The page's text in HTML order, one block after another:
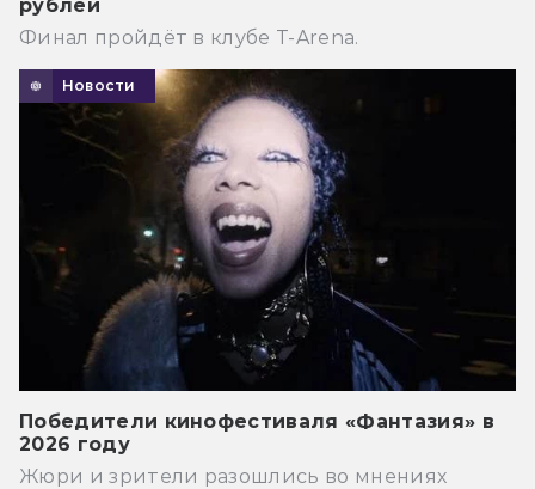
рублей
Финал пройдёт в клубе T-Arena.
Новости
Победители кинофестиваля «Фантазия» в
2026 году
Жюри и зрители разошлись во мнениях